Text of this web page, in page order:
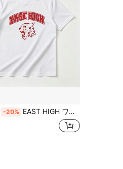
-20% EAST HIGH ワイルドキャッツ Tシャツ - カレッジ風ロゴ 半袖 綿100% 通気性抜群 柔らか素材 夏服 カジュアル スポーツ 運動会 部活 チームウェア お揃い ペアルック プレゼント メンズ レディース